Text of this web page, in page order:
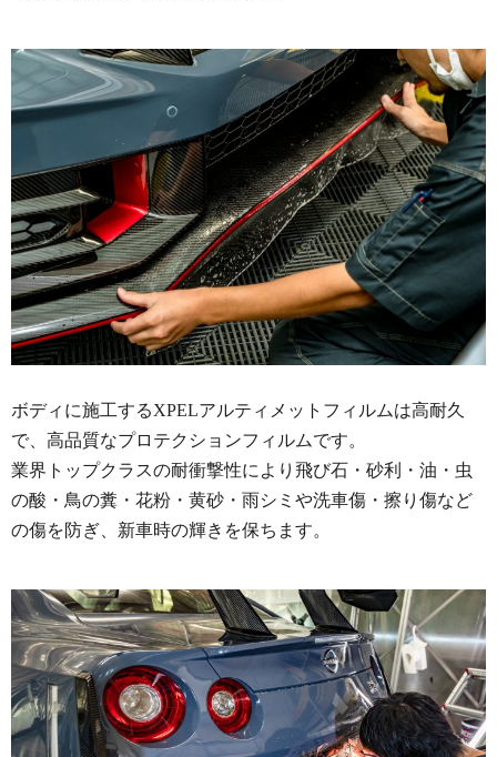
ボディに施工するXPELアルティメットフィルムは高耐久
で、高品質なプロテクションフィルムです。
業界トップクラスの耐衝撃性により飛び石・砂利・油・虫
の酸・鳥の糞・花粉・黄砂・雨シミや洗車傷・擦り傷など
の傷を防ぎ、新車時の輝きを保ちます。